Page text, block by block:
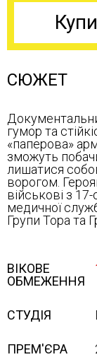
СЮЖЕТ
гумор та
«паперова»
зможуть
лишатися
ворогом.
військові з
медичної
Групи Тора та
ВІКОВЕ
ОБМЕЖЕННЯ
СТУДІЯ
ПРЕМ'ЄРА